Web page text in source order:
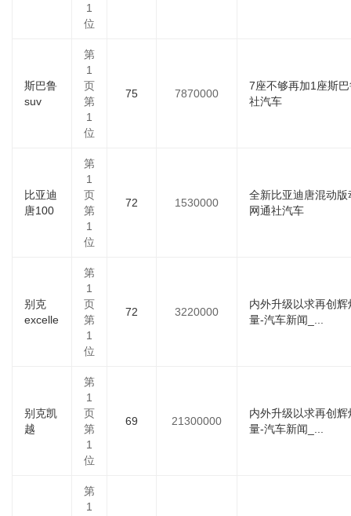
1
位
斯巴鲁
suv
第
1
页
第
1
位
75 7870000
7座不够再加1座斯
社汽车
比亚迪
唐100
第
1
页
第
1
位
72 1530000
全新比亚迪唐混动
网通社汽车
别克
excelle
第
1
页
第
1
位
72 3220000
内外升级以求再创
量-汽车新闻_...
别克凯
越
第
1
页
第
1
位
69 21300000
内外升级以求再创
量-汽车新闻_...
第
1